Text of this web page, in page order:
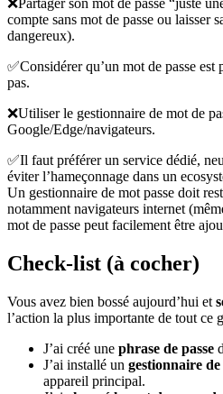
❌Partager son mot de passe “juste
compte sans mot de passe ou laisser
dangereux).
✅Considérer qu’un mot de passe
pas.
❌Utiliser le gestionnaire de mot de
Google/Edge/navigateurs.
✅Il faut préférer un service dédié,
éviter l’hameçonnage dans un
Un gestionnaire de mot passe doit
notamment navigateurs internet
mot de passe peut facilement être
Check-list (à cocher)
Vous avez bien bossé aujourd’hui et
l’action la plus importante de tout ce
J’ai créé une phrase de passe
J’ai installé un gestionnaire de
appareil principal.